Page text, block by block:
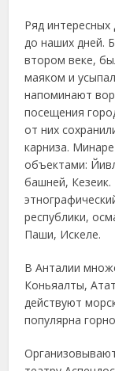
Ряд интересных
до наших дней.
втором веке,
маяком и
напоминают
посещения
от них
карниза.
объектами:
башней,
республики,
Паши, Искеле.
В Анталии
Коньяалты,
действуют
популярна